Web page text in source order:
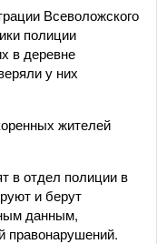
Всеволожского
полиции
в деревне
у них
жителей
в отдел полиции в
и берут
данным,
правонарушений.